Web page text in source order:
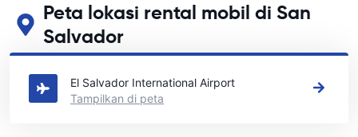
Peta lokasi rental mobil di San
Salvador
Lihat lokasi persewaan mobil utama kami di San Salvador
El Salvador International Airport
Tampilkan di peta